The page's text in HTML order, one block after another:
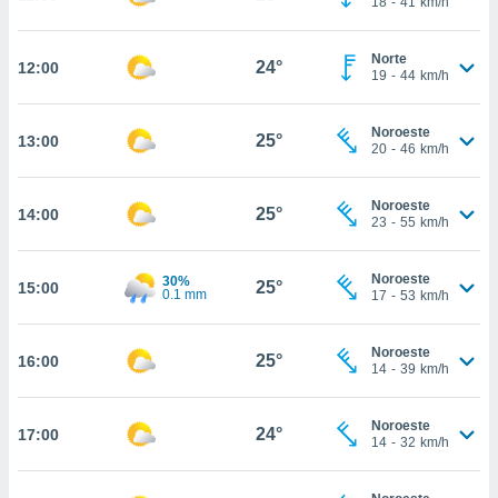
se
Puedes
web a
12:00 24°
Norte
19 - 44 km/h
13:00 25°
Noroeste
20 - 46 km/h
14:00 25°
Noroeste
23 - 55 km/h
15:00
30%
0.1 mm
25°
Noroeste
17 - 53 km/h
16:00 25°
Noroeste
14 - 39 km/h
17:00 24°
Noroeste
14 - 32 km/h